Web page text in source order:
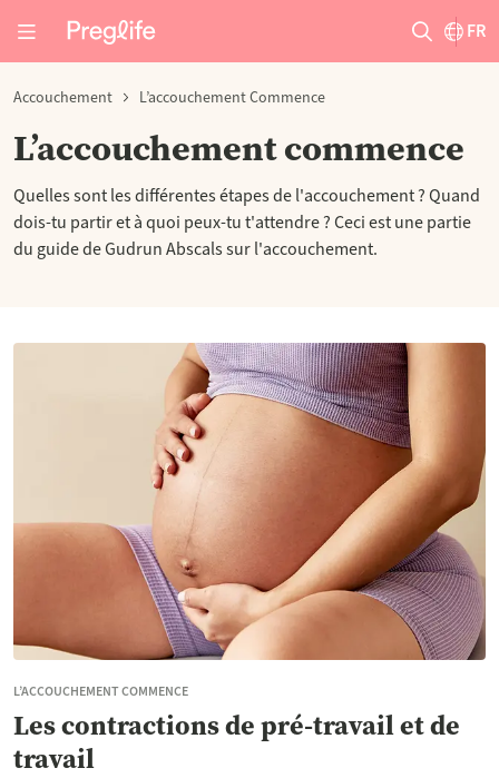
FR
Accouchement L’accouchement Commence
L’accouchement commence
Quelles sont les différentes étapes de l'accouchement ? Quand
dois-tu partir et à quoi peux-tu t'attendre ? Ceci est une partie
du guide de Gudrun Abscals sur l'accouchement.
L’ACCOUCHEMENT COMMENCE
Les contractions de pré-travail et de
travail